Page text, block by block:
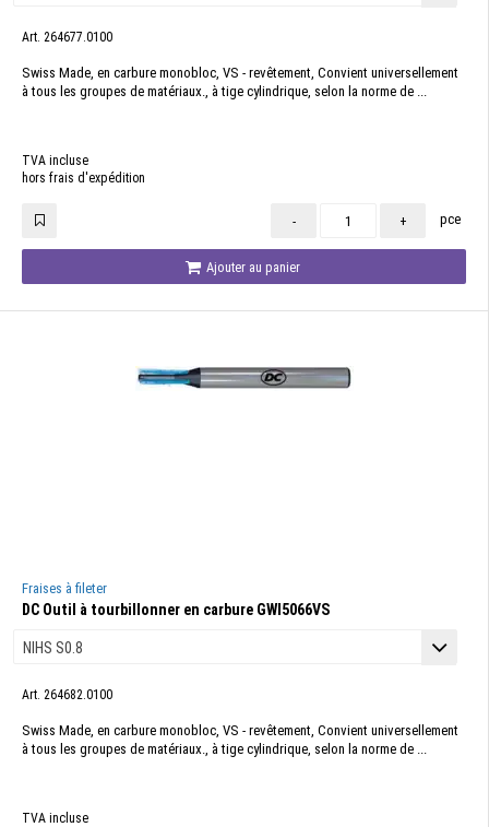
Art. 264677.0100
Swiss Made, en carbure monobloc, VS - revêtement, Convient universellement
à tous les groupes de matériaux., à tige cylindrique, selon la norme de ...
TVA incluse
hors frais d'expédition
- + pce
Ajouter au panier
Fraises à fileter
DC Outil à tourbillonner en carbure GWI5066VS
Art. 264682.0100
Swiss Made, en carbure monobloc, VS - revêtement, Convient universellement
à tous les groupes de matériaux., à tige cylindrique, selon la norme de ...
TVA incluse